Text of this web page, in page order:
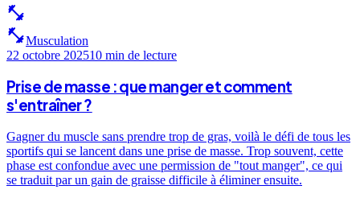
fitness_center
fitness_centerMusculation
22 octobre 202510 min de lecture
Prise de masse : que manger et comment
s'entraîner ?
Gagner du muscle sans prendre trop de gras, voilà le défi de tous les
sportifs qui se lancent dans une prise de masse. Trop souvent, cette
phase est confondue avec une permission de "tout manger", ce qui
se traduit par un gain de graisse difficile à éliminer ensuite.